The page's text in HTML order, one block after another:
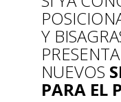
Y
NUEVOS
PARA EL